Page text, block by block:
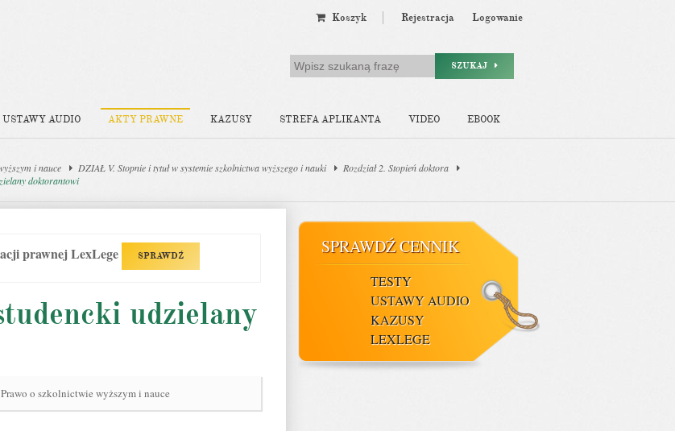
Koszyk Rejestracja Logowanie
SZUKAJ
USTAWY AUDIO AKTY PRAWNE KAZUSY STREFA APLIKANTA VIDEO EBOOK
i nauce DZIAŁ V. Stopnie i tytuł w systemie szkolnictwa wyższego i nauki
Rozdział 2. Stopień doktora
doktorantowi
prawnej LexLege SPRAWDŹ
udzielany
o szkolnictwie wyższym i nauce
SPRAWDŹ CENNIK
TESTY
USTAWY AUDIO
KAZUSY
LEXLEGE